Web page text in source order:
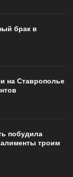
брак в
на Ставрополье
побудила
троим